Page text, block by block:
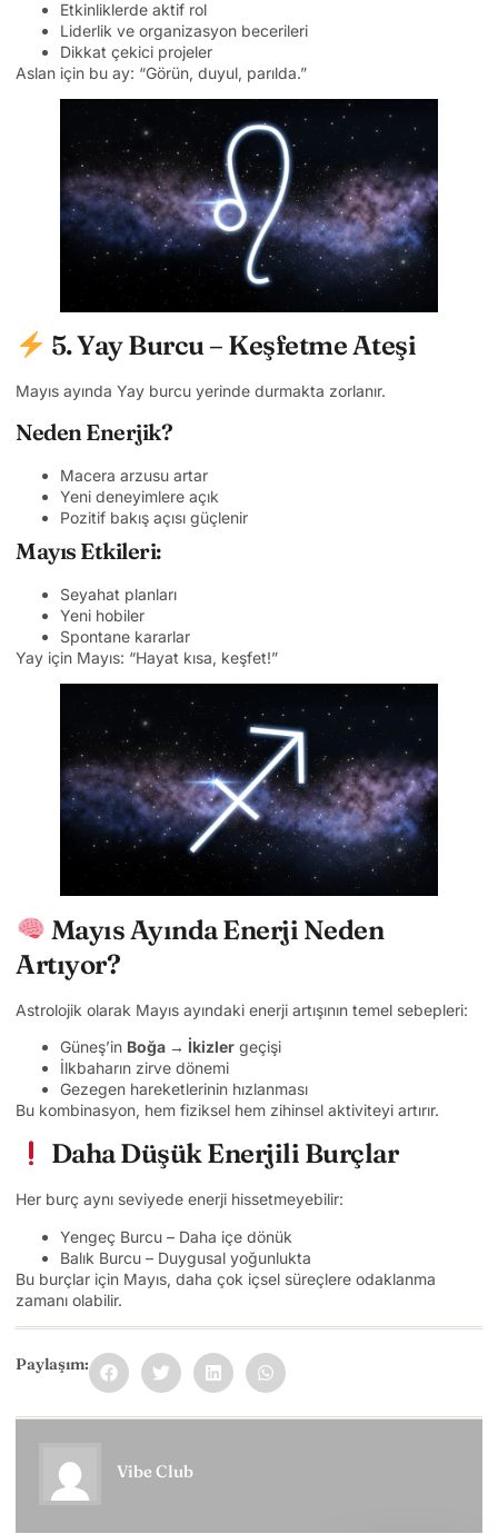
Etkinliklerde aktif rol
Liderlik ve organizasyon becerileri
Dikkat çekici projeler
Aslan için bu ay: “Görün, duyul, parılda.”
5. Yay Burcu – Keşfetme Ateşi
Mayıs ayında Yay burcu yerinde durmakta zorlanır.
Neden Enerjik?
Macera arzusu artar
Yeni deneyimlere açık
Pozitif bakış açısı güçlenir
Mayıs Etkileri:
Seyahat planları
Yeni hobiler
Spontane kararlar
Yay için Mayıs: “Hayat kısa, keşfet!”
Mayıs Ayında Enerji Neden
Artıyor?
Astrolojik olarak Mayıs ayındaki enerji artışının temel sebepleri:
Güneş’in Boğa → İkizler geçişi
İlkbaharın zirve dönemi
Gezegen hareketlerinin hızlanması
Bu kombinasyon, hem fiziksel hem zihinsel aktiviteyi artırır.
Daha Düşük Enerjili Burçlar
Her burç aynı seviyede enerji hissetmeyebilir:
Yengeç Burcu – Daha içe dönük
Balık Burcu – Duygusal yoğunlukta
Bu burçlar için Mayıs, daha çok içsel süreçlere odaklanma
zamanı olabilir.
Paylaşım:
Vibe Club